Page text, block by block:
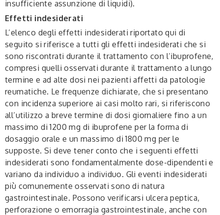
insufficiente assunzione di liquidi).
Effetti indesiderati
L’elenco degli effetti indesiderati riportato qui di
seguito si riferisce a tutti gli effetti indesiderati che si
sono riscontrati durante il trattamento con l’ibuprofene,
compresi quelli osservati durante il trattamento a lungo
termine e ad alte dosi nei pazienti affetti da patologie
reumatiche. Le frequenze dichiarate, che si presentano
con incidenza superiore ai casi molto rari, si riferiscono
all’utilizzo a breve termine di dosi giornaliere fino a un
massimo di 1200 mg di ibuprofene per la forma di
dosaggio orale e un massimo di 1800 mg per le
supposte. Si deve tener conto che i seguenti effetti
indesiderati sono fondamentalmente dose-dipendenti e
variano da individuo a individuo. Gli eventi indesiderati
più comunemente osservati sono di natura
gastrointestinale. Possono verificarsi ulcera peptica,
perforazione o emorragia gastrointestinale, anche con